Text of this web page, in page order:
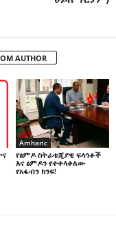
AUTHOR
Amharic
የፅምዶ ስትራቴጂያዊ ፍላጎቶች
እና ፅምዶን የተቀላቀለው
የአፋብን ክንፍ!